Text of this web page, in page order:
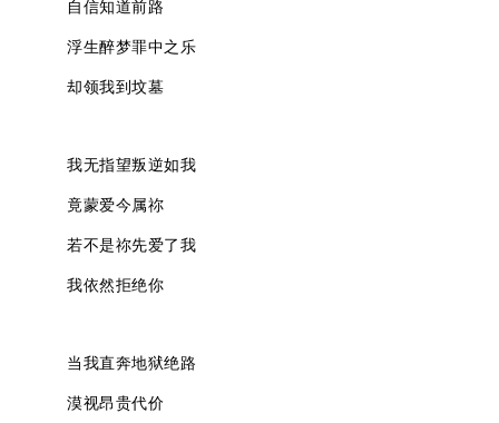
自信知道前路
浮生醉梦罪中之乐
却领我到坟墓
我无指望叛逆如我
竟蒙爱今属祢
若不是祢先爱了我
我依然拒绝你
当我直奔地狱绝路
漠视昂贵代价